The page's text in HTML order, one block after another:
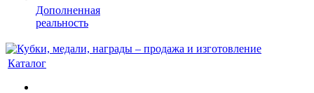
Дополненная
реальность
Каталог